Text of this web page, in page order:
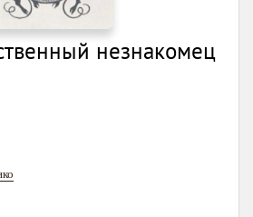
незнакомец